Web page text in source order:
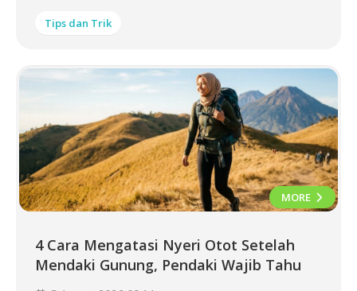
Tips dan Trik
MORE
4 Cara Mengatasi Nyeri Otot Setelah
Mendaki Gunung, Pendaki Wajib Tahu